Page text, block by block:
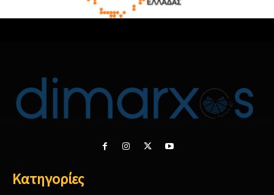
Κατηγορίες